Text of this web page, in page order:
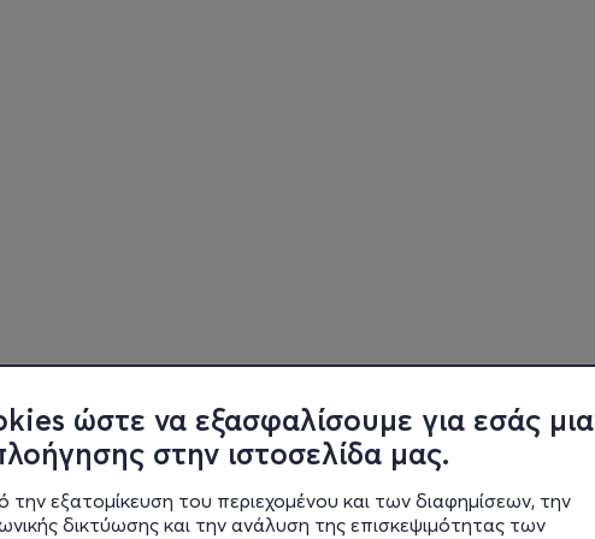
ώστε να εξασφαλίσουμε για εσάς μια
στην ιστοσελίδα μας.
εξατομίκευση του περιεχομένου και των διαφημίσεων, την
δικτύωσης και την ανάλυση της επισκεψιμότητας των